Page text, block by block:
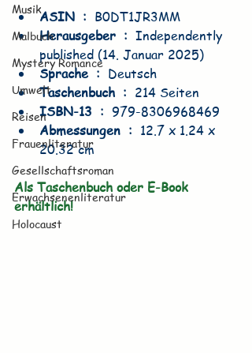
Musik
Malbuch
Mystery Romance
Umwelt
Reisen
Frauenliteratur
Gesellschaftsroman
Erwachsenenliteratur
Holocaust
ASIN ‏ : ‎ B0DT1JR3MM
Herausgeber ‏ : ‎ Independently
published (14. Januar 2025)
Sprache ‏ : ‎ Deutsch
Taschenbuch ‏ : ‎ 214 Seiten
ISBN-13 ‏ : ‎ 979-8306968469
Abmessungen ‏ : ‎ 12.7 x 1.24 x
20.32 cm
Als Taschenbuch oder E-Book
erhältlich!